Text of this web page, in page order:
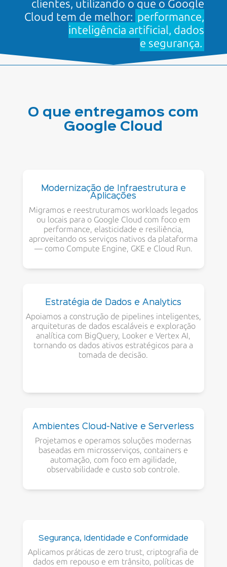
clientes, utilizando o que o Google
Cloud tem de melhor: performance,
inteligência artificial, dados
e segurança.
O que entregamos com
Google Cloud
Modernização de Infraestrutura e
Aplicações
Migramos e reestruturamos workloads legados
ou locais para o Google Cloud com foco em
performance, elasticidade e resiliência,
aproveitando os serviços nativos da plataforma
— como Compute Engine, GKE e Cloud Run.
Estratégia de Dados e Analytics
Apoiamos a construção de pipelines inteligentes,
arquiteturas de dados escaláveis e exploração
analítica com BigQuery, Looker e Vertex AI,
tornando os dados ativos estratégicos para a
tomada de decisão.
Ambientes Cloud-Native e Serverless
Projetamos e operamos soluções modernas
baseadas em microsserviços, containers e
automação, com foco em agilidade,
observabilidade e custo sob controle.
Segurança, Identidade e Conformidade
Aplicamos práticas de zero trust, criptografia de
dados em repouso e em trânsito, políticas de